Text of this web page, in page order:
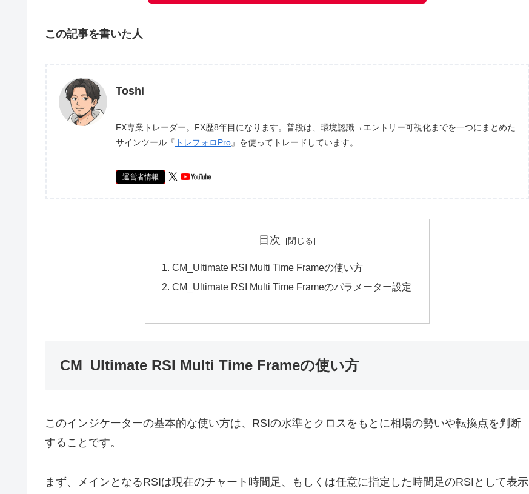
この記事を書いた人
Toshi
FX専業トレーダー。FX歴8年目になります。普段は、環境認識→エントリー可視化までを一つにまとめた
サインツール『 トレフォロPro』を使ってトレードしています。
運営者情報
目次
CM_Ultimate RSI Multi Time Frameの使い方
CM_Ultimate RSI Multi Time Frameのパラメーター設定
CM_Ultimate RSI Multi Time Frameの使い方
このインジケーターの基本的な使い方は、RSIの水準とクロスをもとに相場の勢いや転換点を判断
することです。
まず、メインとなるRSIは現在のチャート時間足、もしくは任意に指定した時間足のRSIとして表示